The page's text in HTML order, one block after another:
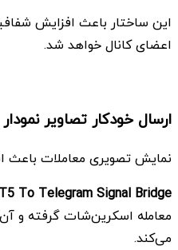
این ساختار باعث افزایش
اعضای کانال خواهد شد.
ارسال خودکار تصاویر
نمایش تصویری معاملات باعث
To Telegram Signal Bridge
معامله اسکرین‌شات گرفته و آن
می‌کند.